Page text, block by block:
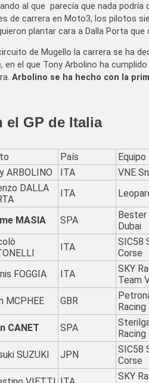
al que parecía que nada
de carrera en Moto3, los pilotos
plantar cara a Dalla Porta que
de Mugello la carrera se ha
en el que Tony Arbolino ha
Arbolino se ha hecho con la
el GP de Italia
País Equipo
ARBOLINO ITA VNE
DALLA
ITA
MASIA SPA
Bester
Dubai
ITA
SIC58
Corse
FOGGIA ITA
SKY
Team
MCPHEE GBR
Racing
CANET SPA
Racing
SUZUKI JPN
SIC58
Corse
SKY